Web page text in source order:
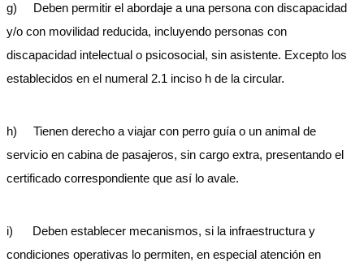
g) Deben permitir el abordaje a una persona con discapacidad
y/o con movilidad reducida, incluyendo personas con
discapacidad intelectual o psicosocial, sin asistente. Excepto los
establecidos en el numeral 2.1 inciso h de la circular.
h) Tienen derecho a viajar con perro guía o un animal de
servicio en cabina de pasajeros, sin cargo extra, presentando el
certificado correspondiente que así lo avale.
i) Deben establecer mecanismos, si la infraestructura y
condiciones operativas lo permiten, en especial atención en